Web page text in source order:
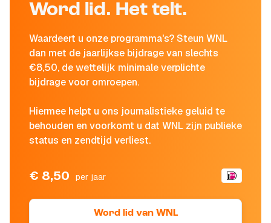
Word lid. Het telt.
Waardeert u onze programma's? Steun WNL
dan met de jaarlijkse bijdrage van slechts
€8,50, de wettelijk minimale verplichte
bijdrage voor omroepen.
Hiermee helpt u ons journalistieke geluid te
behouden en voorkomt u dat WNL zijn publieke
status en zendtijd verliest.
€ 8,50 per jaar
Word lid van WNL